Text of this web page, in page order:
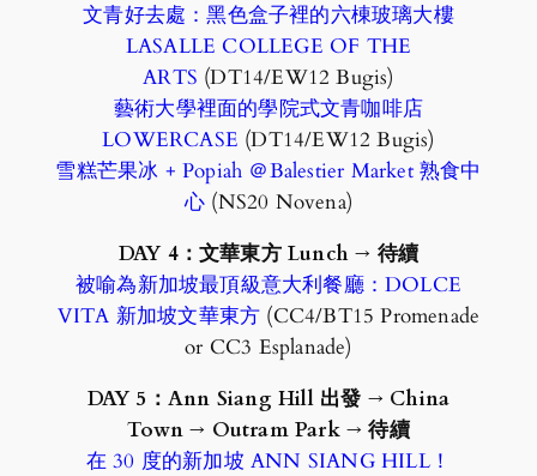
文青好去處：黑色盒子裡的六棟玻璃大樓
LASALLE COLLEGE OF THE
ARTS (DT14/EW12 Bugis)
藝術大學裡面的學院式文青咖啡店
LOWERCASE (DT14/EW12 Bugis)
雪糕芒果冰 + Popiah ＠Balestier Market 熟食中
心 (NS20 Novena)
DAY 4：文華東方 Lunch→ 待續
被喻為新加坡最頂級意大利餐廳：DOLCE
VITA 新加坡文華東方 (CC4/BT15 Promenade
or CC3 Esplanade)
DAY 5：Ann Siang Hill 出發 → China
Town→ Outram Park → 待續
在 30 度的新加坡 ANN SIANG HILL！